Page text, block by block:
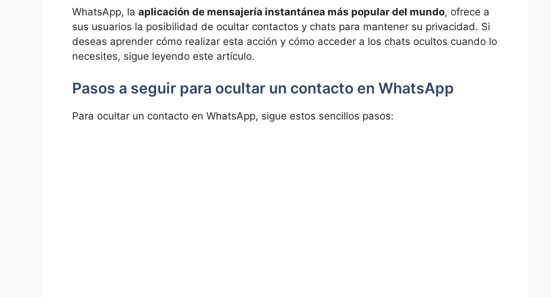
WhatsApp, la aplicación de mensajería instantánea más popular del mundo, ofrece a
sus usuarios la posibilidad de ocultar contactos y chats para mantener su privacidad. Si
deseas aprender cómo realizar esta acción y cómo acceder a los chats ocultos cuando lo
necesites, sigue leyendo este artículo.
Pasos a seguir para ocultar un contacto en WhatsApp
Para ocultar un contacto en WhatsApp, sigue estos sencillos pasos: